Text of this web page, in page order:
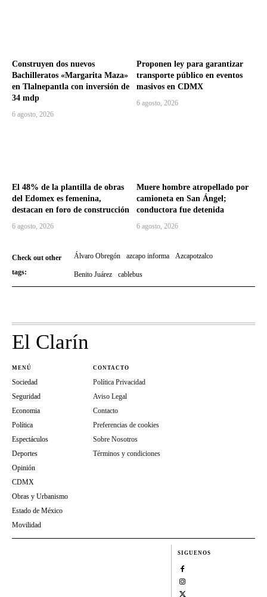
Construyen dos nuevos
Bachilleratos «Margarita Maza»
en Tlalnepantla con inversión de
34 mdp
6 agosto, 2026
Proponen ley para garantizar
transporte público en eventos
masivos en CDMX
6 agosto, 2026
El 48% de la plantilla de obras
del Edomex es femenina,
destacan en foro de construcción
6 agosto, 2026
Muere hombre atropellado por
camioneta en San Ángel;
conductora fue detenida
6 agosto, 2026
Check out other
tags:
Álvaro Obregón azcapo informa Azcapotzalco
Benito Juárez cablebus
El Clarín
MENÚ
Sociedad
Seguridad
Economia
Política
Espectáculos
Deportes
Opinión
CDMX
Obras y Urbanismo
Estado de México
Movilidad
CONTACTO
Política Privacidad
Aviso Legal
Contacto
Preferencias de cookies
Sobre Nosotros
Términos y condiciones
SIGUENOS